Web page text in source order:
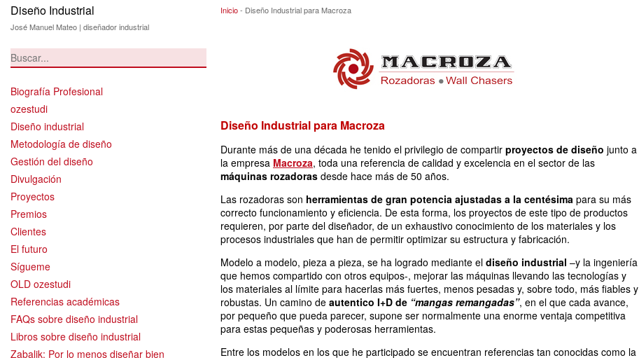
Diseño Industrial
José Manuel Mateo | diseñador industrial
Biografía Profesional
ozestudi
Diseño industrial
Metodología de diseño
Gestión del diseño
Divulgación
Proyectos
Premios
Clientes
El futuro
Sígueme
OLD ozestudi
Referencias académicas
FAQs sobre diseño industrial
Libros sobre diseño industrial
Zabalik: Por lo menos diseñar bien
Diseño Industrial para Macroza
Inicio- Diseño Industrial para Macroza
Diseño Industrial para Macroza
Durante más de una década he tenido el privilegio de compartir proyectos de diseño junto a
la empresa Macroza, toda una referencia de calidad y excelencia en el sector de las
máquinas rozadoras desde hace más de 50 años.
Las rozadoras son herramientas de gran potencia ajustadas a la centésima para su más
correcto funcionamiento y eficiencia. De esta forma, los proyectos de este tipo de productos
requieren, por parte del diseñador, de un exhaustivo conocimiento de los materiales y los
procesos industriales que han de permitir optimizar su estructura y fabricación.
Modelo a modelo, pieza a pieza, se ha logrado mediante el diseño industrial –y la ingeniería
que hemos compartido con otros equipos-, mejorar las máquinas llevando las tecnologías y
los materiales al límite para hacerlas más fuertes, menos pesadas y, sobre todo, más fiables y
robustas. Un camino de autentico I+D de “mangas remangadas”, en el que cada avance,
por pequeño que pueda parecer, supone ser normalmente una enorme ventaja competitiva
para estas pequeñas y poderosas herramientas.
Entre los modelos en los que he participado se encuentran referencias tan conocidas como la